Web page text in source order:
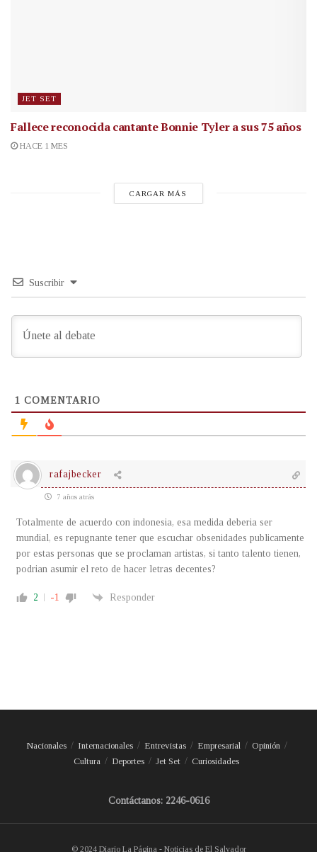
JET SET
Fallece reconocida cantanteBonnie Tyler a sus 75 años
HACE 1 MES
CARGAR MÁS
Suscribir
1 COMENTARIO
rafajbecker
7 años atrás
Totalmente de acuerdo con indonesia, esa medida deberia ser
mundial, es repugnante tener que escuchar obsenidades publicamente
por estas personas que se proclaman artistas, si tanto talento tienen,
podrian asumir el reto de hacer letras decentes?
2 -1 Responder
Nacionales Internacionales Entrevistas Empresarial
Opinión
Cultura
Deportes Jet Set Curiosidades
Contáctanos: 2246-0616
© 2024 Diario La Página - Noticias de El Salvador